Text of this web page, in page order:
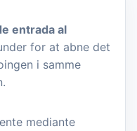
entrada al
for at abne det
i samme
mediante